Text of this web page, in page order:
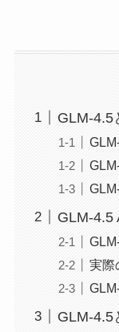
GLM‑4.5
実際